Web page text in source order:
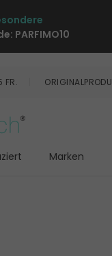
PARFIMO10
FR.
Marken